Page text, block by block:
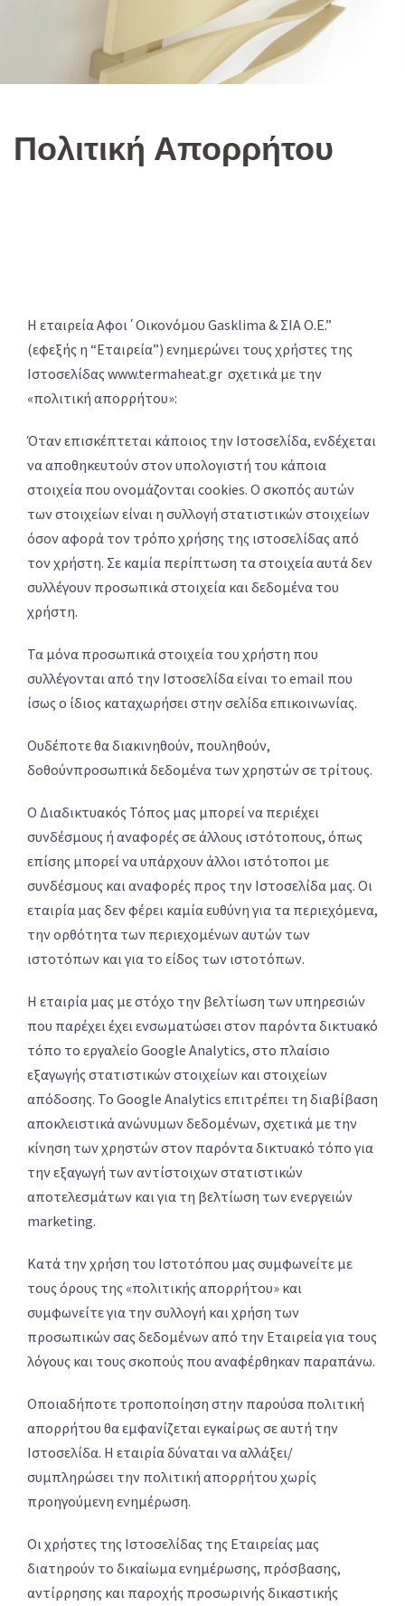
Πολιτική Απορρήτου
Η εταιρεία Αφοι΄Οικονόμου Gasklima & ΣΙΑ Ο.Ε.”
(εφεξής η “Εταιρεία”) ενημερώνει τους χρήστες της
Ιστοσελίδας www.termaheat.gr σχετικά με την
«πολιτική απορρήτου»:
Όταν επισκέπτεται κάποιος την Ιστοσελίδα, ενδέχεται
να αποθηκευτούν στον υπολογιστή του κάποια
στοιχεία που ονομάζονται cookies. Ο σκοπός αυτών
των στοιχείων είναι η συλλογή στατιστικών στοιχείων
όσον αφορά τον τρόπο χρήσης της ιστοσελίδας από
τον χρήστη. Σε καμία περίπτωση τα στοιχεία αυτά δεν
συλλέγουν προσωπικά στοιχεία και δεδομένα του
χρήστη.
Τα μόνα προσωπικά στοιχεία του χρήστη που
συλλέγονται από την Ιστοσελίδα είναι το email που
ίσως ο ίδιος καταχωρήσει στην σελίδα επικοινωνίας.
Ουδέποτε θα διακινηθούν, πουληθούν,
δοθούνπροσωπικά δεδομένα των χρηστών σε τρίτους.
Ο Διαδικτυακός Τόπος μας μπορεί να περιέχει
συνδέσμους ή αναφορές σε άλλους ιστότοπους, όπως
επίσης μπορεί να υπάρχουν άλλοι ιστότοποι με
συνδέσμους και αναφορές προς την Ιστοσελίδα μας. Οι
εταιρία μας δεν φέρει καμία ευθύνη για τα περιεχόμενα,
την ορθότητα των περιεχομένων αυτών των
ιστοτόπων και για το είδος των ιστοτόπων.
Η εταιρία μας με στόχο την βελτίωση των υπηρεσιών
που παρέχει έχει ενσωματώσει στον παρόντα δικτυακό
τόπο το εργαλείο Google Analytics, στο πλαίσιο
εξαγωγής στατιστικών στοιχείων και στοιχείων
απόδοσης. Το Google Analytics επιτρέπει τη διαβίβαση
αποκλειστικά ανώνυμων δεδομένων, σχετικά με την
κίνηση των χρηστών στον παρόντα δικτυακό τόπο για
την εξαγωγή των αντίστοιχων στατιστικών
αποτελεσμάτων και για τη βελτίωση των ενεργειών
marketing.
Κατά την χρήση του Ιστοτόπου μας συμφωνείτε με
τους όρους της «πολιτικής απορρήτου» και
συμφωνείτε για την συλλογή και χρήση των
προσωπικών σας δεδομένων από την Εταιρεία για τους
λόγους και τους σκοπούς που αναφέρθηκαν παραπάνω.
Οποιαδήποτε τροποποίηση στην παρούσα πολιτική
απορρήτου θα εμφανίζεται εγκαίρως σε αυτή την
Ιστοσελίδα. Η εταιρία δύναται να αλλάξει/
συμπληρώσει την πολιτική απορρήτου χωρίς
προηγούμενη ενημέρωση.
Οι χρήστες της Ιστοσελίδας της Εταιρείας μας
διατηρούν το δικαίωμα ενημέρωσης, πρόσβασης,
αντίρρησης και παροχής προσωρινής δικαστικής